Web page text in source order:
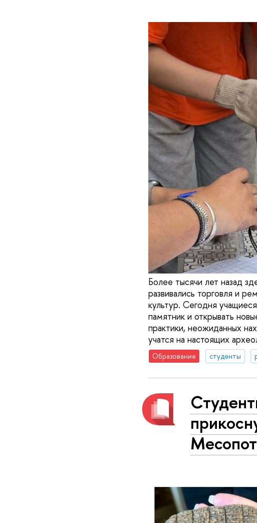
Более тысячи лет назад
развивались торговля и
культур. Сегодня
памятник и открывать
практики, неожиданных
учатся на настоящих
Образование студенты